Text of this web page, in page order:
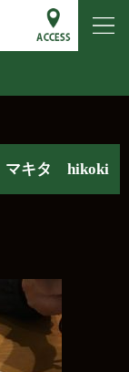
マキタ hikoki